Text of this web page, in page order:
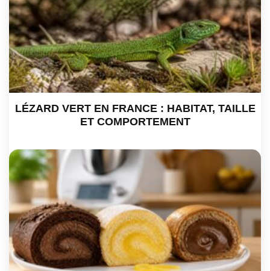
LÉZARD VERT EN FRANCE : HABITAT, TAILLE
ET COMPORTEMENT